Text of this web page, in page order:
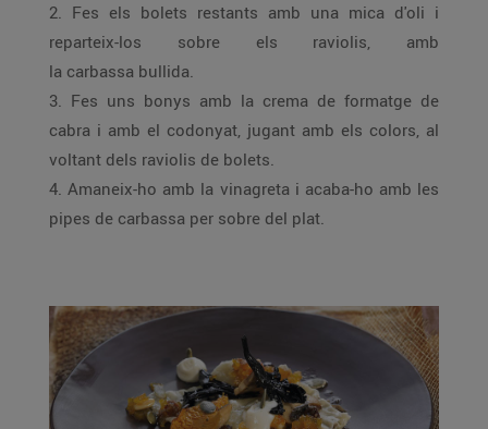
2. Fes els bolets restants amb una mica d'oli i
reparteix-los sobre els raviolis, amb
la carbassa bullida.
3. Fes uns bonys amb la crema de formatge de
cabra i amb el codonyat, jugant amb els colors, al
voltant dels raviolis de bolets.
4. Amaneix-ho amb la vinagreta i acaba-ho amb les
pipes de carbassa per sobre del plat.